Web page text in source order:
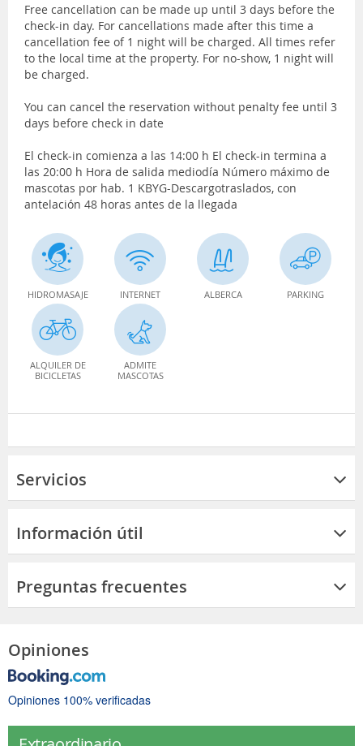
Free cancellation can be made up until 3 days before the
check-in day. For cancellations made after this time a
cancellation fee of 1 night will be charged. All times refer
to the local time at the property. For no-show, 1 night will
be charged.
You can cancel the reservation without penalty fee until 3
days before check in date
El check-in comienza a las 14:00 h El check-in termina a
las 20:00 h Hora de salida mediodía Número máximo de
mascotas por hab. 1 KBYG-Descargotraslados, con
antelación 48 horas antes de la llegada
HIDROMASAJE INTERNET ALBERCA PARKING
ALQUILER DE
BICICLETAS
ADMITE
MASCOTAS
Servicios
Información útil
Preguntas frecuentes
Opiniones
Opiniones 100% verificadas